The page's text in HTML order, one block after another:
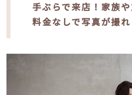
手ぶらで来店！家族
料金なしで写真が撮れ